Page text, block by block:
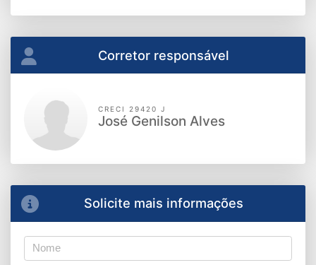
Corretor responsável
CRECI 29420 J
José Genilson Alves
Solicite mais informações